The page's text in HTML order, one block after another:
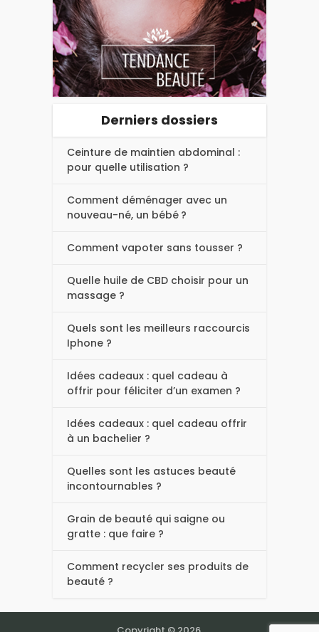
Derniers dossiers
Ceinture de maintien abdominal :
pour quelle utilisation ?
Comment déménager avec un
nouveau-né, un bébé ?
Comment vapoter sans tousser ?
Quelle huile de CBD choisir pour un
massage ?
Quels sont les meilleurs raccourcis
Iphone ?
Idées cadeaux : quel cadeau à
offrir pour féliciter d’un examen ?
Idées cadeaux : quel cadeau offrir
à un bachelier ?
Quelles sont les astuces beauté
incontournables ?
Grain de beauté qui saigne ou
gratte : que faire ?
Comment recycler ses produits de
beauté ?